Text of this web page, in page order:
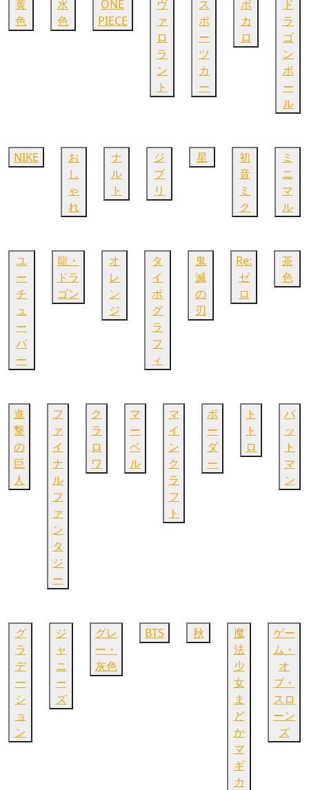
黄
色
水
色
ONE
PIECE
ヴ
ァ
ロ
ラ
ン
ト
ス
ポ
ー
ツ
カ
ー
ボ
カ
ロ
ド
ラ
ゴ
ン
ボ
ー
ル
NIKE
お
し
ゃ
れ
ナ
ル
ト
ジ
ブ
リ
星
初
音
ミ
ク
ミ
ニ
マ
ル
ユ
ー
チ
ュ
ー
バ
ー
龍・
ドラ
ゴン
オ
レ
ン
ジ
タ
イ
ポ
グ
ラ
フ
ィ
鬼
滅
の
刃
Re:
ゼ
ロ
茶
色
進
撃
の
巨
人
フ
ァ
イ
ナ
ル
フ
ァ
ン
タ
ジ
ー
ク
ラ
ロ
ワ
マ
ー
ベ
ル
マ
イ
ン
ク
ラ
フ
ト
ボ
ー
ダ
ー
ト
ト
ロ
バ
ッ
ト
マ
ン
グ
ラ
デ
ー
シ
ョ
ン
ジ
ャ
ニ
ー
ズ
グレ
ー・
灰色
BTS 秋
魔
法
少
女
ま
ど
か
マ
ギ
カ
ゲー
ム・
オ
ブ・
スロ
ーン
ズ